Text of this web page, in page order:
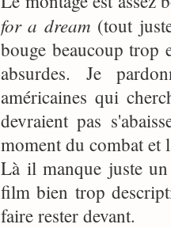
for a dream (tout
bouge beaucoup trop
absurdes. Je
américaines qui
devraient pas
moment du combat et
Là il manque juste
film bien trop
faire rester devant.